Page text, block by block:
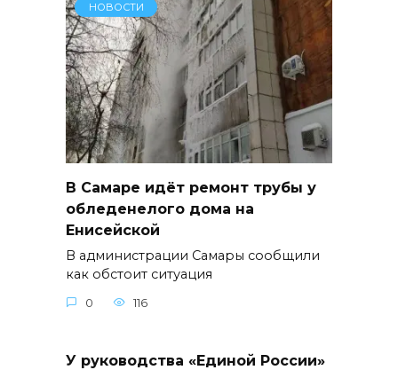
НОВОСТИ
В Самаре идёт ремонт трубы у
обледенелого дома на
Енисейской
В администрации Самары сообщили
как обстоит ситуация
0 116
У руководства «Единой России»